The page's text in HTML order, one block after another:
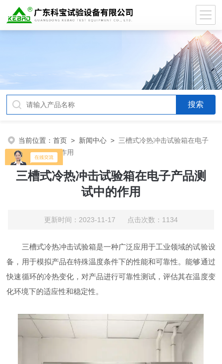
当前位置：首页 > 新闻中心 > 三槽式冷热冲击试验箱在电子
产品测试中的作用
三槽式冷热冲击试验箱在电子产品测
试中的作用
更新时间：2023-11-17 点击次数：1134
三槽式冷热冲击试验箱是一种广泛应用于工业领域的试验设
备，用于模拟产品在特殊温度条件下的性能和可靠性。能够通过
快速循环的冷热变化，对产品进行可靠性测试，评估其在温度变
化环境下的适应性和稳定性。